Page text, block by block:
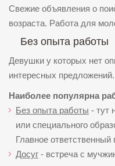
Свежие объявления о
возраста. Работа для
Без опыта работы
Девушки у которых нет
интересных предложений.
Наиболее популярна
Без опыта работы - тут
или специального
Главное
Досуг - встреча с